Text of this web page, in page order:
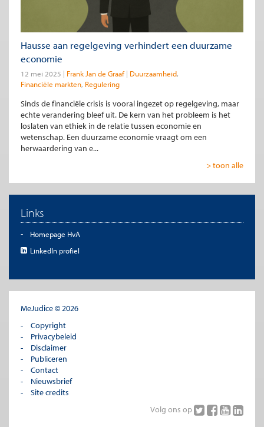
Hausse aan regelgeving verhindert een duurzame
economie
12 mei 2025 Frank Jan de Graaf
Duurzaamheid
Financiële markten Regulering
Sinds de financiële crisis is vooral ingezet op regelgeving, maar
echte verandering bleef uit. De kern van het probleem is het
loslaten van ethiek in de relatie tussen economie en
wetenschap. Een duurzame economie vraagt om een
herwaardering van e...
> toon alle
Links
Homepage HvA
LinkedIn profiel
MeJudice © 2026
Copyright
Privacybeleid
Disclaimer
Publiceren
Contact
Nieuwsbrief
Site credits
Volg ons op